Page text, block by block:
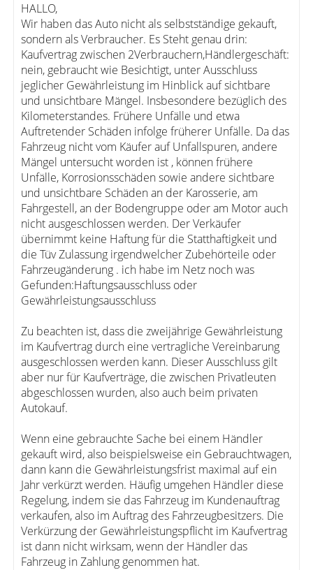
HALLO,
Wir haben das Auto nicht als selbstständige gekauft,
sondern als Verbraucher. Es Steht genau drin:
Kaufvertrag zwischen 2Verbrauchern,Händlergeschäft:
nein, gebraucht wie Besichtigt, unter Ausschluss
jeglicher Gewährleistung im Hinblick auf sichtbare
und unsichtbare Mängel. Insbesondere bezüglich des
Kilometerstandes. Frühere Unfälle und etwa
Auftretender Schäden infolge früherer Unfälle. Da das
Fahrzeug nicht vom Käufer auf Unfallspuren, andere
Mängel untersucht worden ist , können frühere
Unfälle, Korrosionsschäden sowie andere sichtbare
und unsichtbare Schäden an der Karosserie, am
Fahrgestell, an der Bodengruppe oder am Motor auch
nicht ausgeschlossen werden. Der Verkäufer
übernimmt keine Haftung für die Statthaftigkeit und
die Tüv Zulassung irgendwelcher Zubehörteile oder
Fahrzeugänderung . ich habe im Netz noch was
Gefunden:Haftungsausschluss oder
Gewährleistungsausschluss
Zu beachten ist, dass die zweijährige Gewährleistung
im Kaufvertrag durch eine vertragliche Vereinbarung
ausgeschlossen werden kann. Dieser Ausschluss gilt
aber nur für Kaufverträge, die zwischen Privatleuten
abgeschlossen wurden, also auch beim privaten
Autokauf.
Wenn eine gebrauchte Sache bei einem Händler
gekauft wird, also beispielsweise ein Gebrauchtwagen,
dann kann die Gewährleistungsfrist maximal auf ein
Jahr verkürzt werden. Häufig umgehen Händler diese
Regelung, indem sie das Fahrzeug im Kundenauftrag
verkaufen, also im Auftrag des Fahrzeugbesitzers. Die
Verkürzung der Gewährleistungspflicht im Kaufvertrag
ist dann nicht wirksam, wenn der Händler das
Fahrzeug in Zahlung genommen hat.